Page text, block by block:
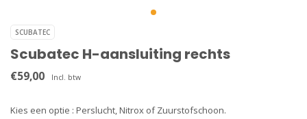
SCUBATEC
Scubatec H-aansluiting rechts
€59,00 Incl. btw
Kies een optie : Perslucht, Nitrox of Zuurstofschoon.